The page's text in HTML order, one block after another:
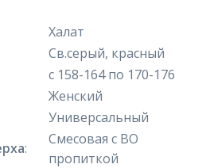
Халат
Св.серый, красный
с 158-164 по 170-176
Женский
Универсальный
:
Смесовая с ВО
пропиткой